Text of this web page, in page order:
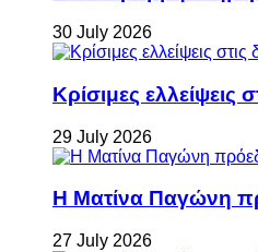
30 July 2026
Κρίσιμες ελλείψεις
29 July 2026
Η Ματίνα Παγώνη
27 July 2026